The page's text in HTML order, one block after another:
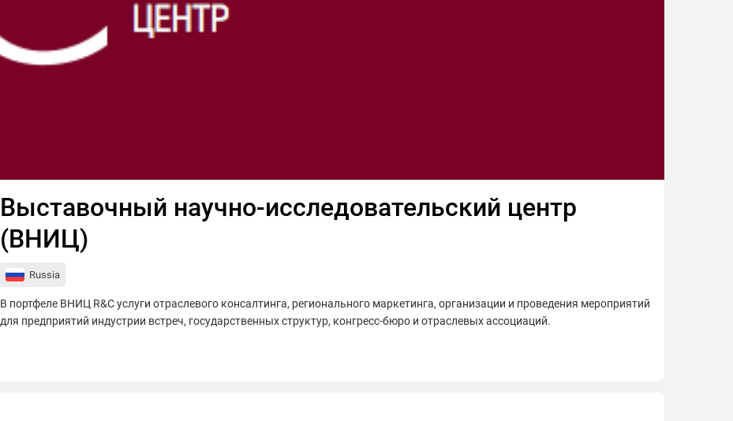
Выставочный научно-исследовательский центр
(ВНИЦ)
Russia
В портфеле ВНИЦ R&C услуги отраслевого консалтинга, регионального маркетинга, организации и проведения мероприятий
для предприятий индустрии встреч, государственных структур, конгресс-бюро и отраслевых ассоциаций.